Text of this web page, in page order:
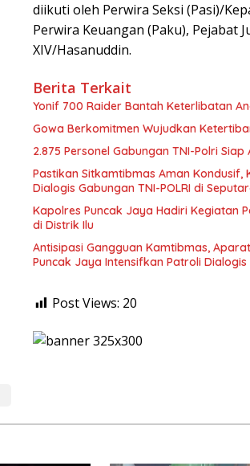
diikuti oleh Perwira Seksi (Pasi)/
Perwira Keuangan (Paku), Pejabat
XIV/Hasanuddin.
Berita Terkait
Yonif 700 Raider Bantah Keterlibatan
Gowa Berkomitmen Wujudkan
2.875 Personel Gabungan TNI-Polri
Pastikan Sitkamtibmas Aman Kondusif,
Dialogis Gabungan TNI-POLRI di
Kapolres Puncak Jaya Hadiri Kegiatan
di Distrik Ilu
Antisipasi Gangguan Kamtibmas,
Puncak Jaya Intensifkan Patroli
Post Views: 20